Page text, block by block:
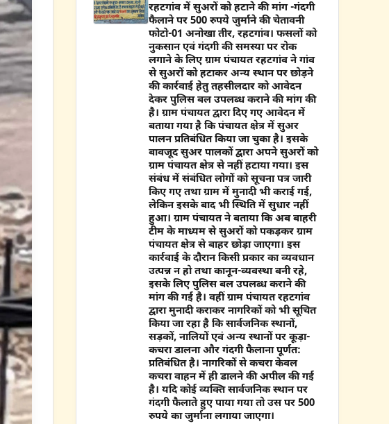
रहटगांव में सुअरों को हटाने की मांग -गंदगी
फैलाने पर 500 रुपये जुर्माने की चेतावनी
फोटो-01 अनोखा तीर, रहटगांव। फसलों को
नुकसान एवं गंदगी की समस्या पर रोक
लगाने के लिए ग्राम पंचायत रहटगांव ने गांव
से सुअरों को हटाकर अन्य स्थान पर छोड़ने
की कार्रवाई हेतु तहसीलदार को आवेदन
देकर पुलिस बल उपलब्ध कराने की मांग की
है। ग्राम पंचायत द्वारा दिए गए आवेदन में
बताया गया है कि पंचायत क्षेत्र में सुअर
पालन प्रतिबंधित किया जा चुका है। इसके
बावजूद सुअर पालकों द्वारा अपने सुअरों को
ग्राम पंचायत क्षेत्र से नहीं हटाया गया। इस
संबंध में संबंधित लोगों को सूचना पत्र जारी
किए गए तथा ग्राम में मुनादी भी कराई गई,
लेकिन इसके बाद भी स्थिति में सुधार नहीं
हुआ। ग्राम पंचायत ने बताया कि अब बाहरी
टीम के माध्यम से सुअरों को पकड़कर ग्राम
पंचायत क्षेत्र से बाहर छोड़ा जाएगा। इस
कार्रवाई के दौरान किसी प्रकार का व्यवधान
उत्पन्न न हो तथा कानून-व्यवस्था बनी रहे,
इसके लिए पुलिस बल उपलब्ध कराने की
मांग की गई है। वहीं ग्राम पंचायत रहटगांव
द्वारा मुनादी कराकर नागरिकों को भी सूचित
किया जा रहा है कि सार्वजनिक स्थानों,
सड़कों, नालियों एवं अन्य स्थानों पर कूड़ा-
कचरा डालना और गंदगी फैलाना पूर्णत:
प्रतिबंधित है। नागरिकों से कचरा केवल
कचरा वाहन में ही डालने की अपील की गई
है। यदि कोई व्यक्ति सार्वजनिक स्थान पर
गंदगी फैलाते हुए पाया गया तो उस पर 500
रुपये का जुर्माना लगाया जाएगा।